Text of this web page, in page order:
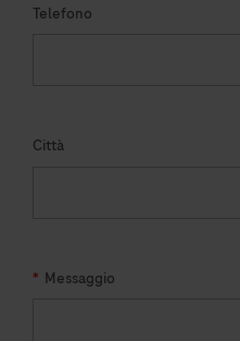
Telefono
Città
* Messaggio